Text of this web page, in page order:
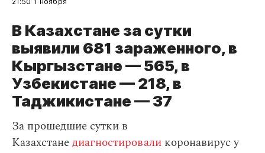
В Казахстане за сутки
выявили 681 зараженного, в
Кыргызстане — 565, в
Узбекистане — 218, в
Таджикистане — 37
За прошедшие сутки в
Казахстанедиагностировали коронавирус у